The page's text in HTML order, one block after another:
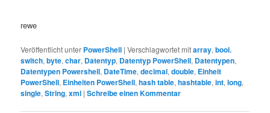
rewe
Veröffentlicht unter PowerShell |Verschlagwortet mitarray,bool.
switch,byte,char, Datentyp, Datentyp PowerShell, Datentypen,
Datentypen Powershell, DateTime,decimal,double, Einheit
PowerShell, Einheiten PowerShell,hash table,hashtable,int,long,
single,String,xml |Schreibe einen Kommentar